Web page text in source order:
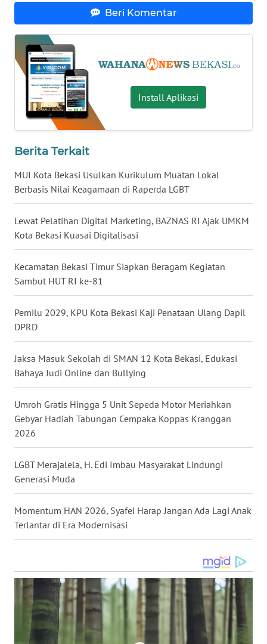
Beri Komentar
Install Aplikasi
Berita Terkait
MUI Kota Bekasi Usulkan Kurikulum Muatan Lokal
Berbasis Nilai Keagamaan di Raperda LGBT
Lewat Pelatihan Digital Marketing, BAZNAS RI Ajak UMKM
Kota Bekasi Kuasai Digitalisasi
Kecamatan Bekasi Timur Siapkan Beragam Kegiatan
Sambut HUT RI ke-81
Pemilu 2029, KPU Kota Bekasi Kaji Penataan Ulang Dapil
DPRD
Jaksa Masuk Sekolah di SMAN 12 Kota Bekasi, Edukasi
Bahaya Judi Online dan Bullying
Umroh Gratis Hingga 5 Unit Sepeda Motor Meriahkan
Gebyar Hadiah Tabungan Cempaka Koppas Kranggan
2026
LGBT Merajalela, H. Edi Imbau Masyarakat Lindungi
Generasi Muda
Momentum HAN 2026, Syafei Harap Jangan Ada Lagi Anak
Terlantar di Era Modernisasi
TAPANULI
TENGAH
WN DELI
SERDANG
WN
TEBING
WN
PAKPAK
WN
BEKASI
BOGOR
DEPOK
TAPANULI
UTARA
WN
SAMOSIR
WN
PADANG
WN
CIANJUR
WN